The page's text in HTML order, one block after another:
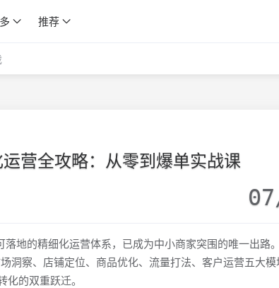
推荐
运营全攻略：从零到爆单实战课
地的精细化运营体系，已成为中小商家突围的唯一出路
洞察、店铺定位、商品优化、流量打法、客户运营五大
化的双重跃迁。